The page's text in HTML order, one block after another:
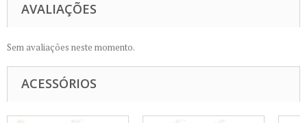
AVALIAÇÕES
Sem avaliações neste momento.
ACESSÓRIOS